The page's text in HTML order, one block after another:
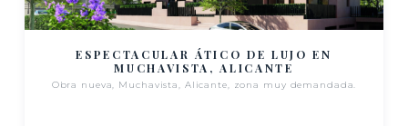
ESPECTACULAR ÁTICO DE LUJO EN
MUCHAVISTA, ALICANTE
Obra nueva, Muchavista, Alicante, zona muy demandada.